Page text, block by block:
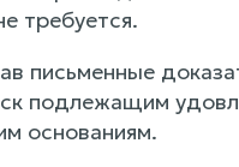
требуется.
письменные
подлежащим
основаниям.